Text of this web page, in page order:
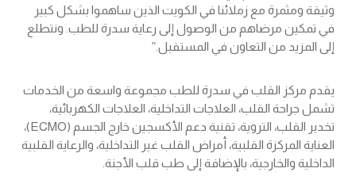
وثيقة ومثمرة مع زملائنا في الكويت الذين ساهموا بشكل كبير
في تمكين مرضاهم من الوصول إلى رعاية سدرة للطب. ونتطلع
إلى المزيد من التعاون في المستقبل.”
يقدم مركز القلب في سدرة للطب مجموعة واسعة من الخدمات
تشمل جراحة القلب، العلاجات التداخلية، العلاجات الكهربائية،
تخدير القلب، التروية، تقنية دعم الأكسجين خارج الجسم (ECMO)،
العناية المركزة القلبية، أمراض القلب غير التداخلية، والرعاية القلبية
الداخلية والخارجية، بالإضافة إلى طب قلب الأجنة.